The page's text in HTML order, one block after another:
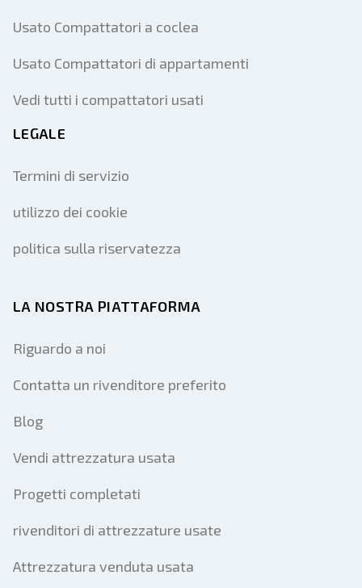
Usato Compattatori a coclea
Usato Compattatori di appartamenti
Vedi tutti i compattatori usati
LEGALE
Termini di servizio
utilizzo dei cookie
politica sulla riservatezza
LA NOSTRA PIATTAFORMA
Riguardo a noi
Contatta un rivenditore preferito
Blog
Vendi attrezzatura usata
Progetti completati
rivenditori di attrezzature usate
Attrezzatura venduta usata